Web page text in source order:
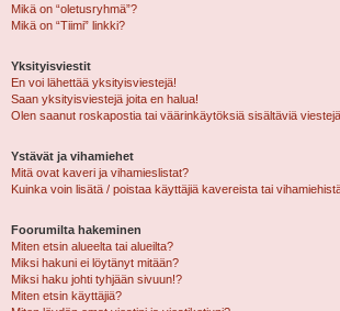
Mikä on “oletusryhmä”?
Mikä on “Tiimi” linkki?
Yksityisviestit
En voi lähettää yksityisviestejä!
Saan yksityisviestejä joita en halua!
Olen saanut roskapostia tai väärinkäytöksiä sisältäviä
Ystävät ja vihamiehet
Mitä ovat kaveri ja vihamieslistat?
Kuinka voin lisätä / poistaa käyttäjiä kavereista tai
Foorumilta hakeminen
Miten etsin alueelta tai alueilta?
Miksi hakuni ei löytänyt mitään?
Miksi haku johti tyhjään sivuun!?
Miten etsin käyttäjiä?